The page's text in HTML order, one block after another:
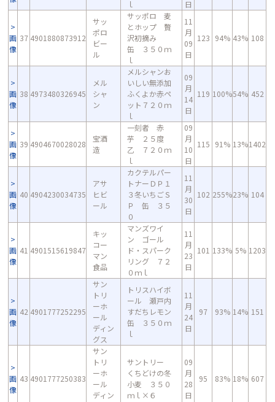
ｌ
日
画
像
37 4901880873912
サッ
ポロ
ビー
ル
サッポロ 麦
とホップ 贅
沢初摘み
缶 ３５０ｍ
ｌ
11
月
09
日
123 94% 43% 108
画
像
38 4973480326945
メル
シャ
ン
メルシャンお
いしい無添加
ふくよか赤ペ
ット７２０ｍ
ｌ
09
月
14
日
119 100%54% 452
画
像
39 4904670028028
宝酒
造
一刻者 赤
芋 ２５度
乙 ７２０ｍ
ｌ
09
月
10
日
115 91% 13%1402
画
像
40 4904230034735
アサ
ヒビ
ール
カクテルパー
トナーＤＰ１
３冬いちごＳ
Ｐ 缶 ３５
０
11
月
30
日
102 255%23% 104
画
像
41 4901515619847
キッ
コー
マン
食品
マンズワイ
ン ゴール
ド・スパーク
リング ７２
０ｍｌ
11
月
23
日
101 133% 5% 1203
画
像
42 4901777252295
サン
トリ
ーホ
ール
ディン
グス
トリスハイボ
ール 瀬戸内
すだちレモン
缶 ３５０ｍ
ｌ
11
月
24
日
97 93% 14% 151
画
像
43 4901777250383
サン
トリ
ーホ
ール
ディン
サントリー
くちどけの冬
小麦 ３５０
ｍｌ×６
09
月
28
日
95 83% 18% 607